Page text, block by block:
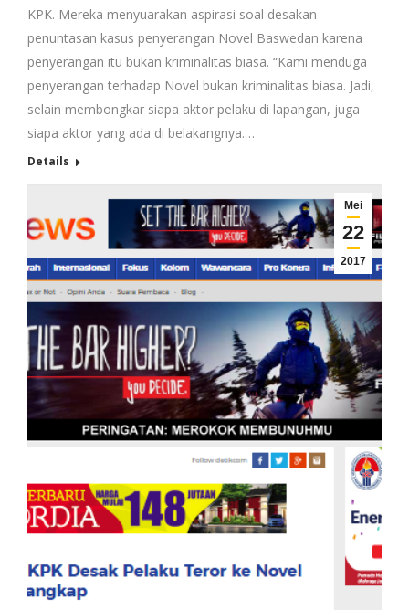
KPK. Mereka menyuarakan aspirasi soal desakan
penuntasan kasus penyerangan Novel Baswedan karena
penyerangan itu bukan kriminalitas biasa. “Kami menduga
penyerangan terhadap Novel bukan kriminalitas biasa. Jadi,
selain membongkar siapa aktor pelaku di lapangan, juga
siapa aktor yang ada di belakangnya.…
Details
Mei
22
2017